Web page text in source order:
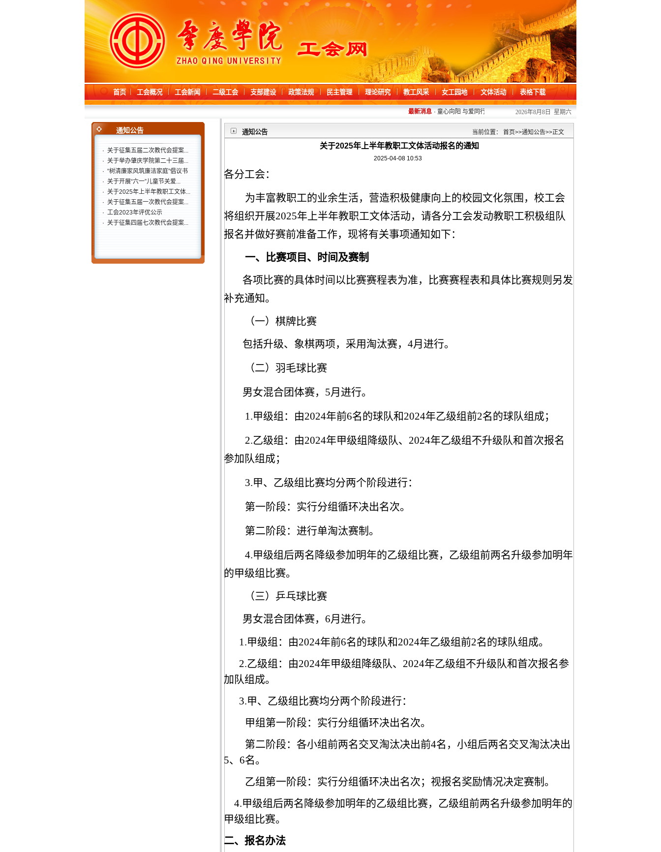
首页 工会概况 工会新闻 二级工会 支部建设 政策法规 民主管理 理论研究 教工风采 女工园地 文体活动 表格下载
最新消息 ·童心向阳 与爱同行 ——我校开展“六一”儿童节关爱活动
2026年8月8日 星期六
通知公告
· 关于征集五届二次教代会提案...
· 关于举办肇庆学院第二十三届...
· “树清廉家风筑廉洁家庭”倡议书
· 关于开展“六一”儿童节关爱...
· 关于2025年上半年教职工文体...
· 关于征集五届一次教代会提案...
· 工会2023年评优公示
· 关于征集四届七次教代会提案...
通知公告 当前位置： 首页>>通知公告>>正文
关于2025年上半年教职工文体活动报名的通知
2025-04-08 10:53
各分工会：
为丰富教职工的业余生活， 营造积极健康向上的校园文化氛围， 校工会
将组织开展2025年上半年教职工文体活动，请各分工会发动教职工积极组队
报名并做好赛前准备工作，现将有关事项通知如下：
一、 比赛项目、时间及赛制
各项比赛的具体时间 以 比赛赛程表为准， 比赛赛程表和具体比赛规则 另发
补充通知。
（一） 棋牌 比赛
包括升级、象棋两项，采用淘汰赛， 4月进行。
（二） 羽毛球比赛
男女混合团体赛， 5月进行。
1.甲级组：由2024年前6名的球队和2024年乙级组前2名的球队组成；
2.乙级组：由2024年甲级组降级队、2024年乙级组不升级队和首次报名
参加队组成；
3.甲、乙级组比赛均分两个阶段进行：
第一阶段：实行分组循环决出名次。
第二阶段：进行单淘汰赛制。
4.甲级组后两名降级参加明年的乙级组比赛，乙级组前两名升级参加明年
的甲级组比赛。
（三） 乒乓球比赛
男女混合团体赛， 6月进行。
1.甲级组：由2024年前6名的球队和2024年乙级组前2名的球队组成。
2.乙级组：由2024年甲级组降级队、2024年乙级组不升级队和首次报名参
加队组成。
3.甲、乙级组比赛均分两个阶段进行：
甲组 第一阶段：实行分组循环决出名次。
第二阶段：各小组前两名交叉淘汰决出前4名，小组后两名交叉淘汰决出
5、6名。
乙组 第一阶段：实行分组循环决出名次；视报名奖励情况决定赛制。
4.甲级组后两名降级参加明年的乙级组比赛，乙级组前两名升级参加明年的
甲级组比赛。
二、报名办法